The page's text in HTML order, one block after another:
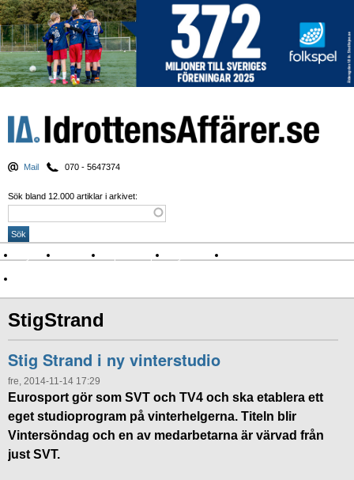
Mail 070 - 5647374
Sök bland 12.000 artiklar i arkivet:
Nyheter Krönikor Sport & spel Nyhetsbrev
StigStrand
Stig Strand i ny vinterstudio
fre, 2014-11-14 17:29
Eurosport gör som SVT och TV4 och ska etablera ett
eget studioprogram på vinterhelgerna. Titeln blir
Vintersöndag och en av medarbetarna är värvad från
just SVT.